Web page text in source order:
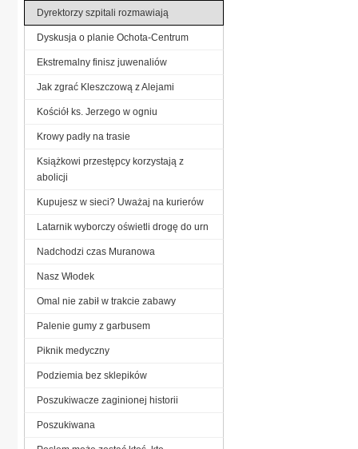
Dyrektorzy szpitali rozmawiają
Dyskusja o planie Ochota-Centrum
Ekstremalny finisz juwenaliów
Jak zgrać Kleszczową z Alejami
Kościół ks. Jerzego w ogniu
Krowy padły na trasie
Książkowi przestępcy korzystają z
abolicji
Kupujesz w sieci? Uważaj na kurierów
Latarnik wyborczy oświetli drogę do urn
Nadchodzi czas Muranowa
Nasz Włodek
Omal nie zabił w trakcie zabawy
Palenie gumy z garbusem
Piknik medyczny
Podziemia bez sklepików
Poszukiwacze zaginionej historii
Poszukiwana